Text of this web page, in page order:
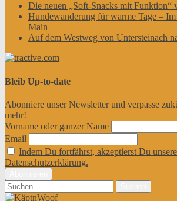
Die neuen „Soft-Snacks mit Funktion“
Hundewanderung für warme Tage –
Main
Auf dem Westweg von Untersteinach
Bleib Up-to-date
Abonniere unser Newsletter und verpasse
mehr!
Vorname oder ganzer Name
Email
Indem Du fortfährst, akzeptierst Du unsere
Datenschutzerklärung.
Suchen
nach: